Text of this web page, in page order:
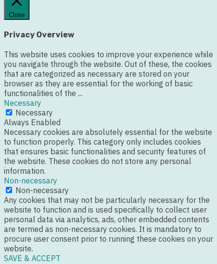
Close
Privacy Overview
This website uses cookies to improve your experience while
you navigate through the website. Out of these, the cookies
that are categorized as necessary are stored on your
browser as they are essential for the working of basic
functionalities of the ...
Necessary
Necessary
Always Enabled
Necessary cookies are absolutely essential for the website
to function properly. This category only includes cookies
that ensures basic functionalities and security features of
the website. These cookies do not store any personal
information.
Non-necessary
Non-necessary
Any cookies that may not be particularly necessary for the
website to function and is used specifically to collect user
personal data via analytics, ads, other embedded contents
are termed as non-necessary cookies. It is mandatory to
procure user consent prior to running these cookies on your
website.
SAVE & ACCEPT